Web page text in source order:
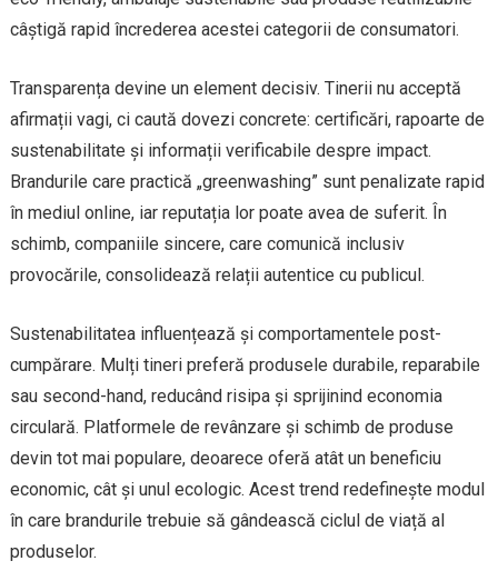
câștigă rapid încrederea acestei categorii de consumatori.
Transparența devine un element decisiv. Tinerii nu acceptă
afirmații vagi, ci caută dovezi concrete: certificări, rapoarte de
sustenabilitate și informații verificabile despre impact.
Brandurile care practică „greenwashing” sunt penalizate rapid
în mediul online, iar reputația lor poate avea de suferit. În
schimb, companiile sincere, care comunică inclusiv
provocările, consolidează relații autentice cu publicul.
Sustenabilitatea influențează și comportamentele post-
cumpărare. Mulți tineri preferă produsele durabile, reparabile
sau second-hand, reducând risipa și sprijinind economia
circulară. Platformele de revânzare și schimb de produse
devin tot mai populare, deoarece oferă atât un beneficiu
economic, cât și unul ecologic. Acest trend redefinește modul
în care brandurile trebuie să gândească ciclul de viață al
produselor.